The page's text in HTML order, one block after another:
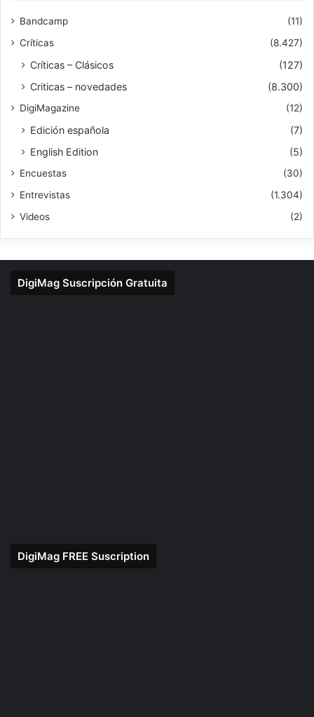
Bandcamp
(11)
Críticas
(8.427)
Críticas – Clásicos
(127)
Criticas – novedades
(8.300)
DigiMagazine (12)
Edición española
(7)
English Edition
(5)
Encuestas
(30)
Entrevistas
(1.304)
Videos
(2)
DigiMag Suscripción Gratuita
DigiMag FREE Suscription